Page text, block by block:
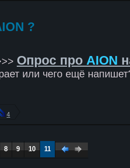
?
Опрос про AION
или чего ещё
4
8 9 10
11